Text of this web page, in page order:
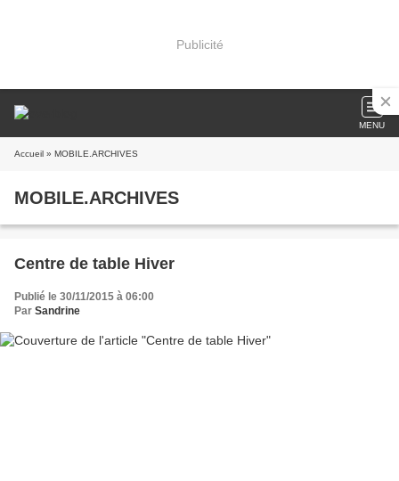
Publicité
MENU
Accueil » MOBILE.ARCHIVES
MOBILE.ARCHIVES
Centre de table Hiver
Publié le 30/11/2015 à 06:00
Par Sandrine